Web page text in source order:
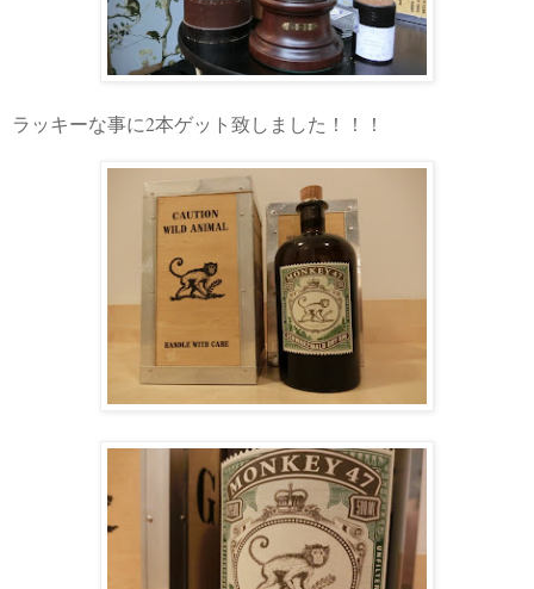
ラッキーな事に2本ゲット致しました！！！